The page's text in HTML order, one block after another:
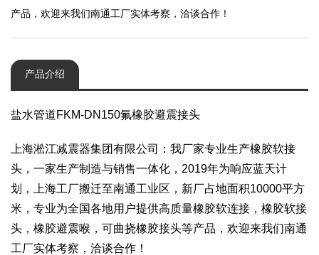
产品，欢迎来我们南通工厂实体考察，洽谈合作！
产品介绍
盐水管道FKM-DN150氟橡胶避震接头
上海淞江减震器集团有限公司：我厂家专业生产橡胶软接
头，一家生产制造与销售一体化，2019年为响应蓝天计
划，上海工厂搬迁至南通工业区，新厂占地面积10000平方
米，专业为全国各地用户提供高质量橡胶软连接，橡胶软接
头，橡胶避震喉，可曲挠橡胶接头等产品，欢迎来我们南通
工厂实体考察，洽谈合作！